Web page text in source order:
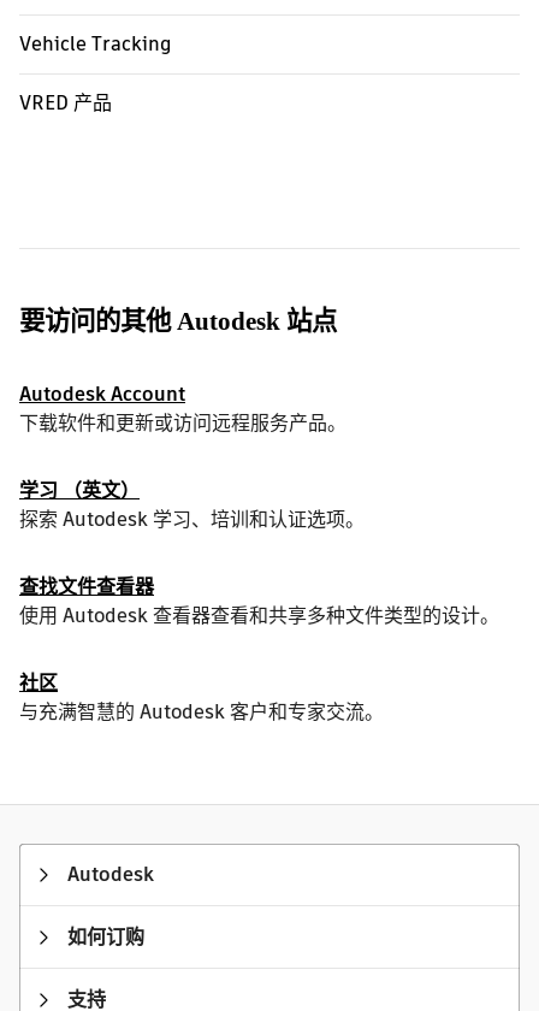
Vehicle Tracking
VRED 产品
要访问的其他 Autodesk 站点
Autodesk Account
下载软件和更新或访问远程服务产品。
学习 （英文）
探索 Autodesk 学习、培训和认证选项。
查找文件查看器
使用 Autodesk 查看器查看和共享多种文件类型的设计。
社区
与充满智慧的 Autodesk 客户和专家交流。
Autodesk
如何订购
支持